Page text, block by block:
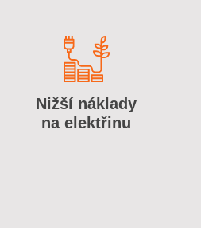
Nižší náklady
na elektřinu